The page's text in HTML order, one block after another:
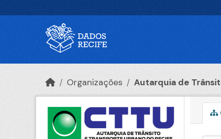
Organizações Autarquia de